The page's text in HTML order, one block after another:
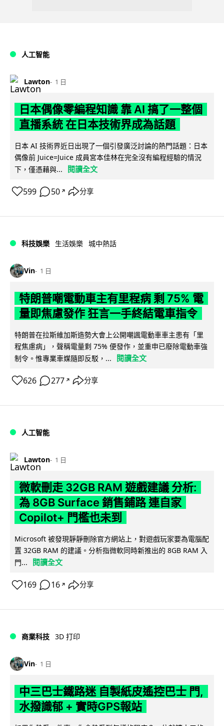
人工智能
Lawton 1 日
日本偶像零編程知識 靠 AI 搞了一整個
直播系統 在日本技術界成為話題
日本 AI 技術界近日出現了一個引發廣泛討論的熱門話題：日本
偶像前 Juice=Juice 成員宮本佳林在完全沒有編程經驗的情況
下，僅憑藉與...
閱讀全文
599 50 ↗ 分享
科技娛樂 生活娛樂 城中熱話
Vin 1 日
特朗普嘲電動車主有里程病 剩 75% 電
量即焦慮發作 狂言一手終結電車指令
特朗普在拉斯維加斯造勢大會上公開嘲諷電動車車主患有「里
程焦慮病」，聲稱電量剩 75% 便發作，並重申已廢除電動車強
制令。惟專業車媒隨即反駁，...
閱讀全文
626 277 ↗ 分享
人工智能
Lawton 1 日
微軟刪走 32GB RAM 遊戲建議 分析:
為 8GB Surface 銷售鋪路 連自家
Copilot+ 門檻也未到
Microsoft 被發現靜靜刪除官方網站上，對遊戲玩家要為電腦配
置 32GB RAM 的建議。分析指微軟同時新推出的 8GB RAM 入
門...
閱讀全文
169 16 ↗ 分享
商業科技 3D 打印
Vin 1 日
中三巴士鐵路迷 自製紙皮遙控巴士 門,
水撥識郁 + 實時GPS報站